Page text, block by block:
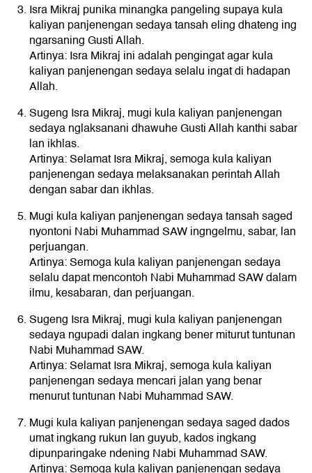
Isra Mikraj punika minangka pangeling supaya kula
kaliyan panjenengan sedaya tansah eling dhateng ing
ngarsaning Gusti Allah.
Artinya: Isra Mikraj ini adalah pengingat agar kula
kaliyan panjenengan sedaya selalu ingat di hadapan
Allah.
Sugeng Isra Mikraj, mugi kula kaliyan panjenengan
sedaya nglaksanani dhawuhe Gusti Allah kanthi sabar
lan ikhlas.
Artinya: Selamat Isra Mikraj, semoga kula kaliyan
panjenengan sedaya melaksanakan perintah Allah
dengan sabar dan ikhlas.
Mugi kula kaliyan panjenengan sedaya tansah saged
nyontoni Nabi Muhammad SAW ingngelmu, sabar, lan
perjuangan.
Artinya: Semoga kula kaliyan panjenengan sedaya
selalu dapat mencontoh Nabi Muhammad SAW dalam
ilmu, kesabaran, dan perjuangan.
Sugeng Isra Mikraj, mugi kula kaliyan panjenengan
sedaya ngupadi dalan ingkang bener miturut tuntunan
Nabi Muhammad SAW.
Artinya: Selamat Isra Mikraj, semoga kula kaliyan
panjenengan sedaya mencari jalan yang benar
menurut tuntunan Nabi Muhammad SAW.
Mugi kula kaliyan panjenengan sedaya saged dados
umat ingkang rukun lan guyub, kados ingkang
dipunparingake ndening Nabi Muhammad SAW.
Artinya: Semoga kula kaliyan panjenengan sedaya